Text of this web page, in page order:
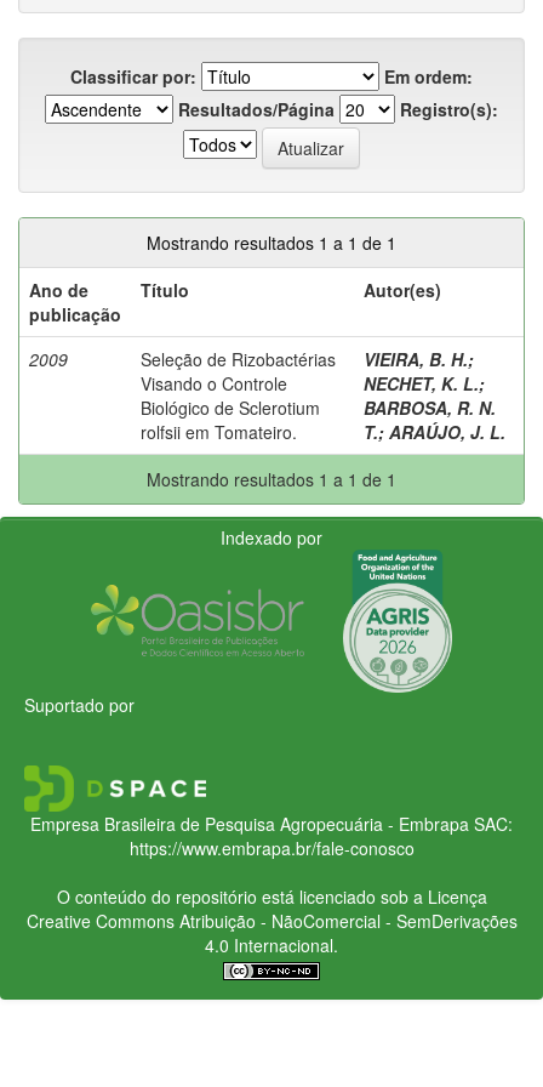
Classificar por:
Em ordem:
Resultados/Página
Registro(s):
Mostrando resultados 1 a 1 de 1
Ano de
publicação
Título Autor(es)
2009
Seleção de Rizobactérias
Visando o Controle
Biológico de Sclerotium
rolfsii em Tomateiro.
VIEIRA, B. H.;
NECHET, K. L.;
BARBOSA, R. N.
T.; ARAÚJO, J. L.
Mostrando resultados 1 a 1 de 1
Indexado por
Suportado por
Empresa Brasileira de Pesquisa Agropecuária - Embrapa SAC:
https://www.embrapa.br/fale-conosco
O conteúdo do repositório está licenciado sob a Licença
Creative CommonsAtribuição - NãoComercial - SemDerivações
4.0 Internacional.